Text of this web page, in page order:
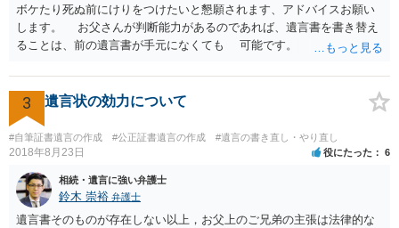
ボケたり死ぬ前にけりをつけたいと懇願されます、アドバイスお願い
します。 お父さんが判断能力があるのであれば、遺言書を書き替え
ることは、前の遺言書が手元になくても 可能です。 将来遺言の効
してもらって 診断書を取得して、公証役場へ行って公正証書遺言を
作成するのがよいと思います。 将来争われることが見込まれること
から、弁護士に依頼して手続きを進めた方がよいと思います。
3 遺言状の効力について
#自筆証書遺言の作成 #公正証書遺言の作成 #遺言の書き直し・やり直し
2018年8月23日 役にたった 6
相続・遺言に強い弁護士
鈴木 崇裕 弁護士
遺言書そのものが存在しない以上，お父上のご兄弟の主張は法律的な